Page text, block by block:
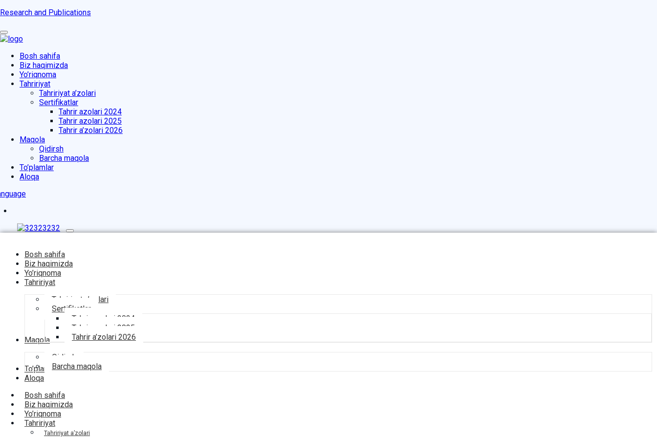
Research and Publications
Bosh sahifa
Biz haqimizda
Yo’riqnoma
Tahririyat
Tahririyat a’zolari
Sertifikatlar
Tahrir azolari 2024
Tahrir azolari 2025
Tahrir a’zolari 2026
Maqola
Qidirsh
Barcha maqola
To’plamlar
Aloqa
Bosh sahifa
Biz haqimizda
Yo’riqnoma
Tahririyat
Tahririyat a’zolari
Sertifikatlar
Tahrir azolari 2024
Tahrir azolari 2025
Tahrir a’zolari 2026
Maqola
Qidirsh
Barcha maqola
To’plamlar
Aloqa
Bosh sahifa
Biz haqimizda
Yo’riqnoma
Tahririyat
Tahririyat a’zolari